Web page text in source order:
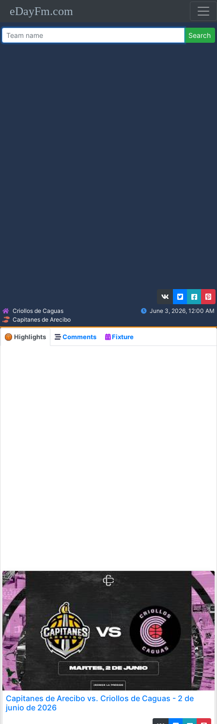
eDayFm.com
Search
Criollos de Caguas
Capitanes de Arecibo
June 3, 2026, 12:00 AM
Highlights Comments Fixture
Capitanes de Arecibo vs. Criollos de Caguas - 2 de
junio de 2026